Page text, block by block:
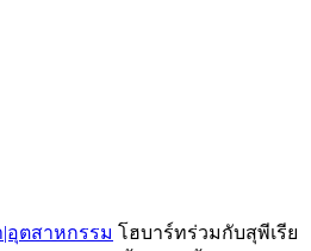
อุตสาหกรรม โฮบาร์ทร่วมกับสุพีเรีย